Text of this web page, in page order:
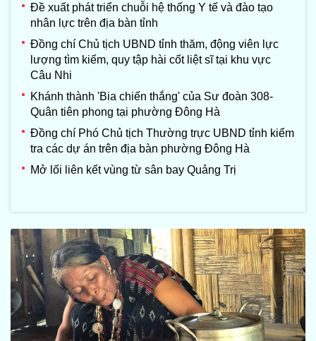
Đề xuất phát triển chuỗi hệ thống Y tế và đào tạo
nhân lực trên địa bàn tỉnh
Đồng chí Chủ tịch UBND tỉnh thăm, động viên lực
lượng tìm kiếm, quy tập hài cốt liệt sĩ tại khu vực
Câu Nhi
Khánh thành 'Bia chiến thắng' của Sư đoàn 308-
Quân tiên phong tại phường Đông Hà
Đồng chí Phó Chủ tịch Thường trực UBND tỉnh kiểm
tra các dự án trên địa bàn phường Đông Hà
Mở lối liên kết vùng từ sân bay Quảng Trị